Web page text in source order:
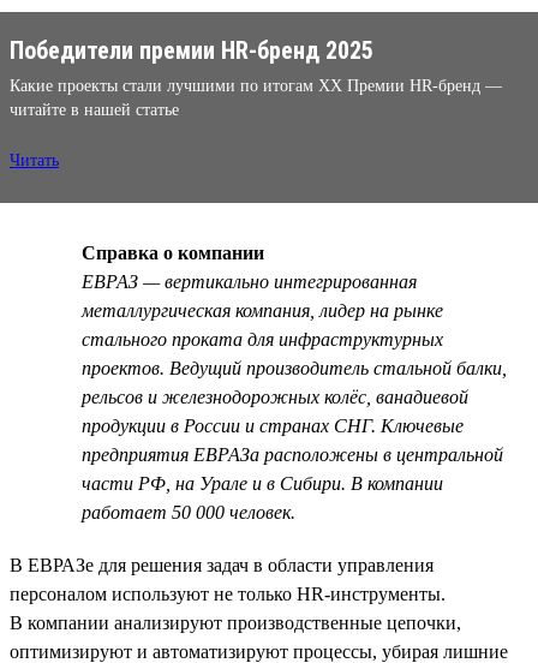
Победители премии HR-бренд 2025
Какие проекты стали лучшими по итогам XX Премии HR-бренд —
читайте в нашей статье
Читать
Справка о компании
ЕВРАЗ — вертикально интегрированная
металлургическая компания, лидер на рынке
стального проката для инфраструктурных
проектов. Ведущий производитель стальной балки,
рельсов и железнодорожных колёс, ванадиевой
продукции в России и странах СНГ. Ключевые
предприятия ЕВРАЗа расположены в центральной
части РФ, на Урале и в Сибири. В компании
работает 50 000 человек.
В ЕВРАЗе для решения задач в области управления
персоналом используют не только HR-инструменты.
В компании анализируют производственные цепочки,
оптимизируют и автоматизируют процессы, убирая лишние